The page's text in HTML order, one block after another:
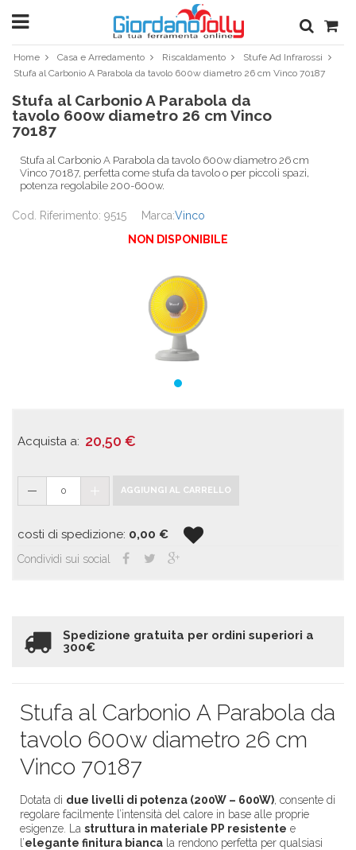
Home Casa e Arredamento Riscaldamento
Stufe Ad Infrarossi
Stufa al Carbonio A Parabola da tavolo 600w diametro 26 cm Vinco 70187
Stufa al Carbonio A Parabola da
tavolo 600w diametro 26 cm Vinco
70187
Stufa al Carbonio A Parabola da tavolo 600w diametro 26 cm
Vinco 70187, perfetta come stufa da tavolo o per piccoli spazi,
potenza regolabile 200-600w.
Cod. Riferimento: 9515 Marca:Vinco
NON DISPONIBILE
Acquista a: 20,50 €
0 AGGIUNGI AL CARRELLO
costi di spedizione: 0,00 €
Condividi sui social
Spedizione gratuita per ordini superiori a
300€
Stufa al Carbonio A Parabola da
tavolo 600w diametro 26 cm
Vinco 70187
Dotata di due livelli di potenza (200W – 600W), consente di
regolare facilmente l’intensità del calore in base alle proprie
esigenze. La struttura in materiale PP resistente e
l’elegante finitura bianca la rendono perfetta per qualsiasi